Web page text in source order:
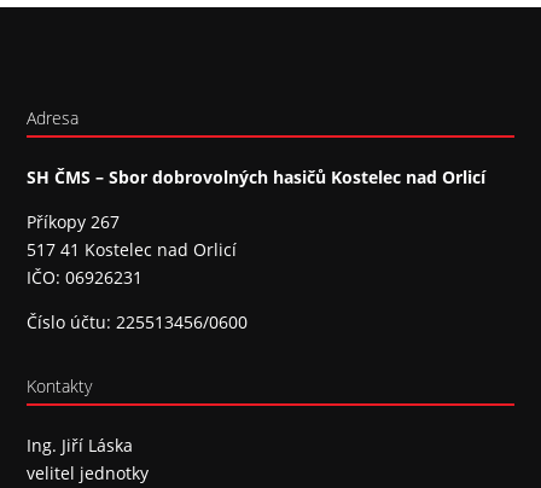
Adresa
SH ČMS – Sbor dobrovolných hasičů Kostelec nad Orlicí
Příkopy 267
517 41 Kostelec nad Orlicí
IČO: 06926231
Číslo účtu: 225513456/0600
Kontakty
Ing. Jiří Láska
velitel jednotky